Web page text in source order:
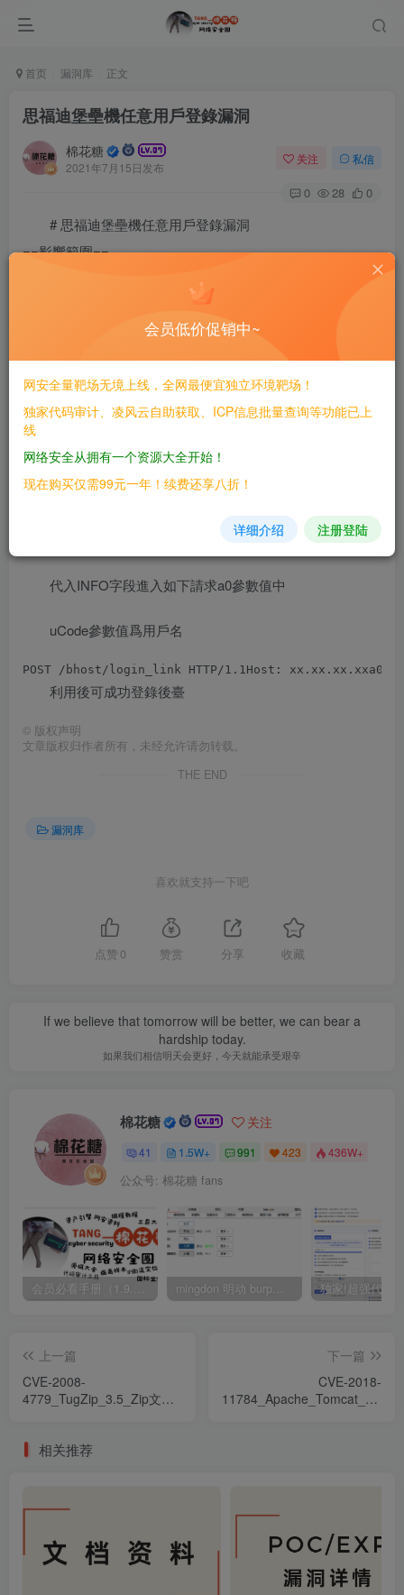
首页 漏洞库 正文
思福迪堡壘機任意用戶登錄漏洞
棉花糖
2021年7月15日发布
关注 私信
0 28 0
# 思福迪堡壘機任意用戶登錄漏洞
==影響範圍==
獲取INFO字段，u1參數值爲用戶名 POST
{"result":true,"info":"1562205376847","ErrMsg
代入INFO字段進入如下請求a0參數值中
uCode參數值爲用戶名
利用後可成功登錄後臺
© 版权声明
文章版权归作者所有，未经允许请勿转载。
THE END
漏洞库
喜欢就支持一下吧
点赞 0 赞赏 分享 收藏
If we believe that tomorrow will be better, we can bear a
hardship today.
如果我们相信明天会更好，今天就能承受艰辛
棉花糖 关注
41 1.5W+ 991 423 436W+
公众号: 棉花糖 fans
会员必看手册（1.9.0版本 26.4.5更新） mingdon 明动 burp插件0.2.6版本 本地时间校验去除版
上一篇
CVE-2008-
4779_TugZip_3.5_Zip文件
下一篇
CVE-2018-
相关推荐
会员低价促销中~
网安全量靶场无境上线，全网最便宜独立环境靶场！
独家代码审计、凌风云自助获取、ICP信息批量查询等功能已上
线
网络安全从拥有一个资源大全开始！
现在购买仅需99元一年！续费还享八折！
详细介绍 注册登陆